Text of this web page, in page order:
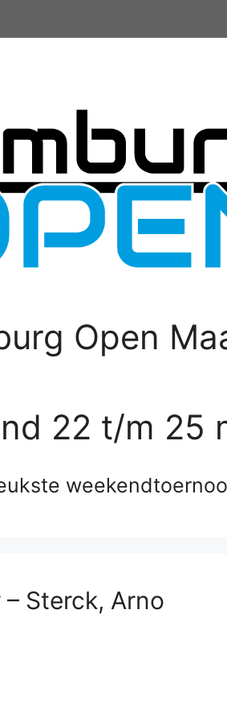
Open
22 t/m 25
Sterck, Arno